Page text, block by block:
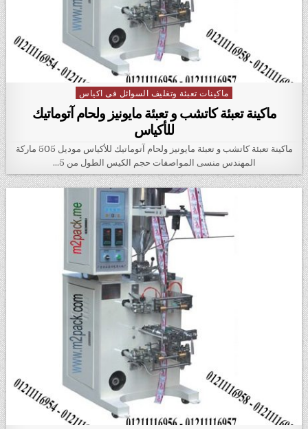
Posted in
ماكينات تعبئة وتغليف السوائل فى اكياس
ماكينة تعبئة كاتشب و تعبئة مايونيز ولحام آتوماتيك
للأكياس
ماكينة تعبئة كاتشب و تعبئة مايونيز ولحام آتوماتيك للأكياس موديل 505 ماركة
المهندس منسى المواصفات حجم الكيس الطول من 5…